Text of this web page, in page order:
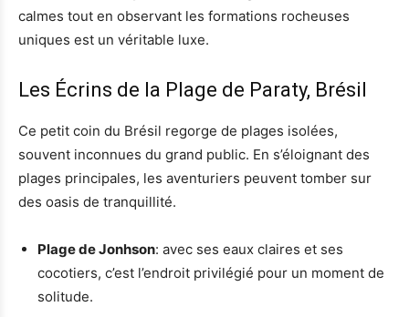
calmes tout en observant les formations rocheuses
uniques est un véritable luxe.
Les Écrins de la Plage de Paraty, Brésil
Ce petit coin du Brésil regorge de plages isolées,
souvent inconnues du grand public. En s’éloignant des
plages principales, les aventuriers peuvent tomber sur
des oasis de tranquillité.
Plage de Jonhson: avec ses eaux claires et ses
cocotiers, c’est l’endroit privilégié pour un moment de
solitude.